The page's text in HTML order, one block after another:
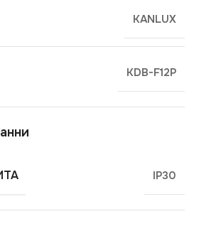
KANLUX
KDB-F12P
IP30